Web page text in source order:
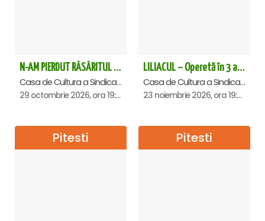
N-AM PIERDUT RĂSĂRITUL – AURELIAN TEMISAN LIVE TOUR - Pitesti
Casa de Cultura a Sindicatelor , Pitesti
29 octombrie 2026, ora 19:00
LILIACUL – Operetă în 3 acte - Pitesti
Casa de Cultura a Sindicatelor , Pitesti
23 noiembrie 2026, ora 19:00
Pitesti Pitesti